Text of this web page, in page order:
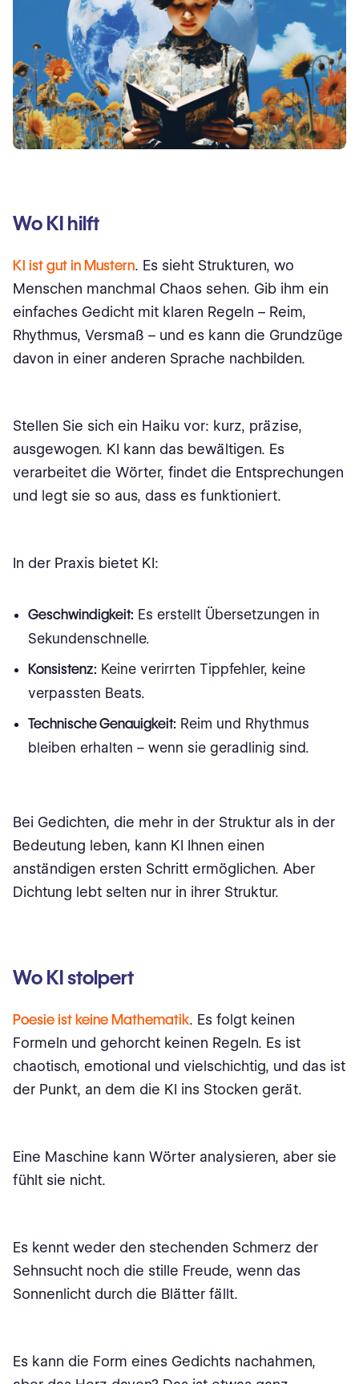
Wo KI hilft
KI ist gut in Mustern. Es sieht Strukturen, wo
Menschen manchmal Chaos sehen. Gib ihm ein
einfaches Gedicht mit klaren Regeln – Reim,
Rhythmus, Versmaß – und es kann die Grundzüge
davon in einer anderen Sprache nachbilden.
Stellen Sie sich ein Haiku vor: kurz, präzise,
ausgewogen. KI kann das bewältigen. Es
verarbeitet die Wörter, findet die Entsprechungen
und legt sie so aus, dass es funktioniert.
In der Praxis bietet KI:
Geschwindigkeit: Es erstellt Übersetzungen in
Sekundenschnelle.
Konsistenz: Keine verirrten Tippfehler, keine
verpassten Beats.
Technische Genauigkeit: Reim und Rhythmus
bleiben erhalten – wenn sie geradlinig sind.
Bei Gedichten, die mehr in der Struktur als in der
Bedeutung leben, kann KI Ihnen einen
anständigen ersten Schritt ermöglichen. Aber
Dichtung lebt selten nur in ihrer Struktur.
Wo KI stolpert
Poesie ist keine Mathematik. Es folgt keinen
Formeln und gehorcht keinen Regeln. Es ist
chaotisch, emotional und vielschichtig, und das ist
der Punkt, an dem die KI ins Stocken gerät.
Eine Maschine kann Wörter analysieren, aber sie
fühlt sie nicht.
Es kennt weder den stechenden Schmerz der
Sehnsucht noch die stille Freude, wenn das
Sonnenlicht durch die Blätter fällt.
Es kann die Form eines Gedichts nachahmen,